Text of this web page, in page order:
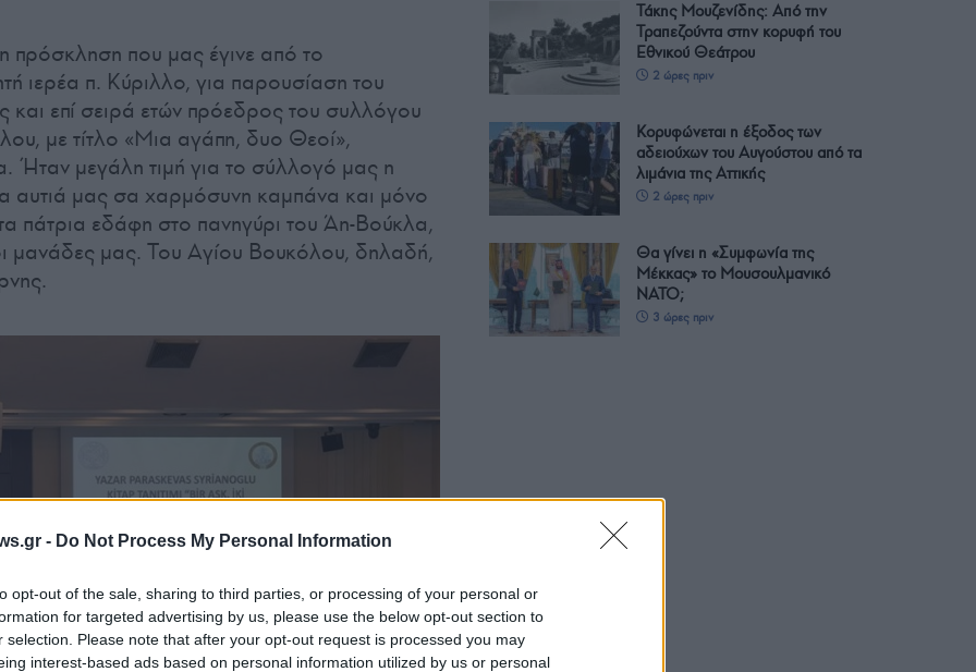
- Do Not Process My Personal Information
opt-out of the sale, sharing to third parties, or processing of your personal or
for targeted advertising by us, please use the below opt-out section to
selection. Please note that after your opt-out request is processed you may
interest-based ads based on personal information utilized by us or personal
πρόσκληση που μας έγινε από το
ιερέα π. Κύριλλο, για παρουσίαση του
και επί σειρά ετών πρόεδρος του συλλόγου
με τίτλο «Μια αγάπη, δυο Θεοί»,
Ήταν μεγάλη τιμή για το σύλλογό μας η
αυτιά μας σα χαρμόσυνη καμπάνα και μόνο
πάτρια εδάφη στο πανηγύρι του Άη-Βούκλα,
μανάδες μας. Του Αγίου Βουκόλου, δηλαδή,
Τάκης Μουζενίδης: Από την
Τραπεζούντα στην κορυφή του
Εθνικού Θεάτρου
2 ώρες πριν
Κορυφώνεται η έξοδος των
αδειούχων του Αυγούστου από τα
λιμάνια της Αττικής
2 ώρες πριν
Θα γίνει η «Συμφωνία της
Μέκκας» το Μουσουλμανικό
ΝΑΤΟ;
3 ώρες πριν